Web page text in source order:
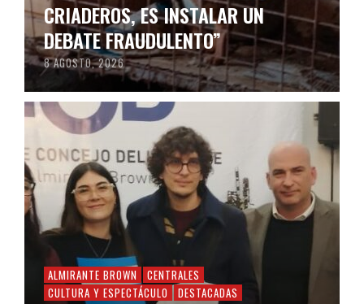
CRIADEROS, ES INSTALAR UN
DEBATE FRAUDULENTO”
8 AGOSTO, 2026
ALMIRANTE BROWN
CENTRALES
CULTURA Y ESPECTÁCULO
DESTACADAS